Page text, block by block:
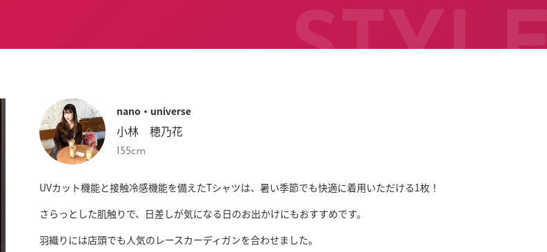
SNSアカウント一覧
LUCUAブライダルクラブ
スタッフ募集（長期で働きたい方）
方）
ショップニュース
ルクアスタイル
nano・universe
小林 穂乃花
155cm
UVカット機能と接触冷感機能を備えたTシャツは、暑い季節でも快適に着用いただける1枚！
さらっとした肌触りで、日差しが気になる日のお出かけにもおすすめです。
羽織りには店頭でも人気のレースカーディガンを合わせました。